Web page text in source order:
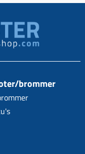
brommer